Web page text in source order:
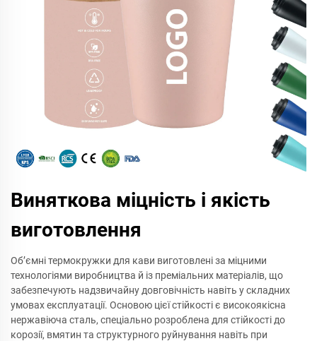
Виняткова міцність і якість
виготовлення
Об’ємні термокружки для кави виготовлені за міцними
технологіями виробництва й із преміальних матеріалів, що
забезпечують надзвичайну довговічність навіть у складних
умовах експлуатації. Основою цієї стійкості є високоякісна
нержавіюча сталь, спеціально розроблена для стійкості до
корозії, вмятин та структурного руйнування навіть при